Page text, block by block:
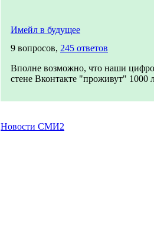
Имейл в будущее
9 вопросов, 245 ответов
Вполне возможно, что наши
стене Вконтакте "проживут" 1000
Новости СМИ2